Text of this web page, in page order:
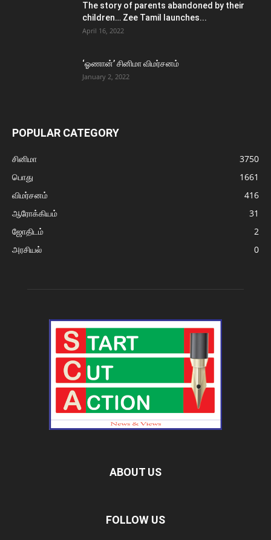
The story of parents abandoned by their
children… Zee Tamil launches...
April 16, 2022
‘ஓணான்’ சினிமா விமர்சனம்
January 2, 2022
POPULAR CATEGORY
சினிமா
3750
பொது
1661
விமர்சனம்
416
ஆரோக்கியம்
31
ஜோதிடம்
2
அரசியல்
0
ABOUT US
FOLLOW US